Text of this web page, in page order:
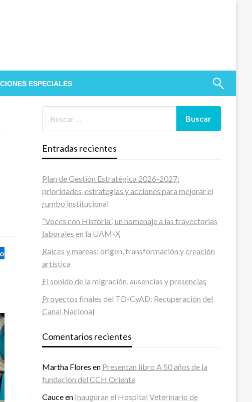
ESPECIALES
Entradas recientes
Plan de Gestión Estratégica 2026-2027:
prioridades, estrategias y acciones para mejorar el
rumbo institucional
“Voces con Historia”, un homenaje a las trayectorias
laborales en la UAM-X
Raíces y mareas: origen, transformación y creación
artística
El sonido de la migración, ausencias y presencias
Proyectos finales del TD-CyAD: Recuperación del
Canal Nacional
Comentarios recientes
Martha Flores en Presentan libro A 50 años de la
fundación del CCH Oriente
Cauceen Inauguran el Hospital Veterinario de